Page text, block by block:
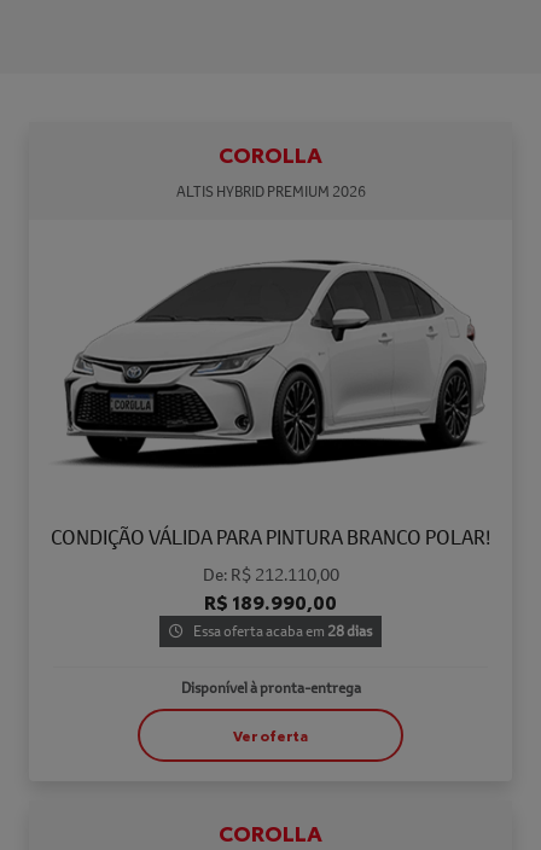
COROLLA
ALTIS HYBRID PREMIUM 2026
CONDIÇÃO VÁLIDA PARA PINTURA BRANCO POLAR!
De: R$ 212.110,00
R$ 189.990,00
Essa oferta acaba em 28 dias
Disponível à pronta-entrega
Ver oferta
COROLLA